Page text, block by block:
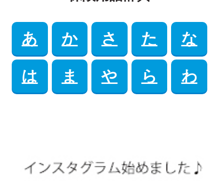
あ か さ た な
は ま や ら わ